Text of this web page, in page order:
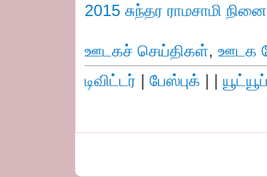
2015 சுந்தர ராமசாமி
ஊடகச் செய்திகள், ஊடக
டிவிட்டர்
பேஸ்புக்